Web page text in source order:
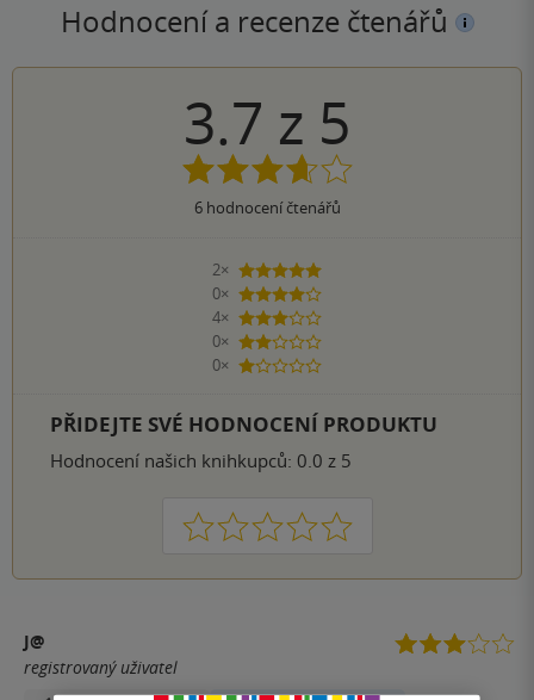
Hodnocení a recenze čtenářů
3.7 z 5
6hodnocení čtenářů
2×
5 hvězdiček
0×
4 hvězdičky
4×
3 hvězdičky
0×
2 hvězdičky
0×
1 hvezdička
PŘIDEJTE SVÉ HODNOCENÍ PRODUKTU
Hodnocení našich knihkupců: 0.0 z 5
1 2 3 4 5
J@
registrovaný uživatel